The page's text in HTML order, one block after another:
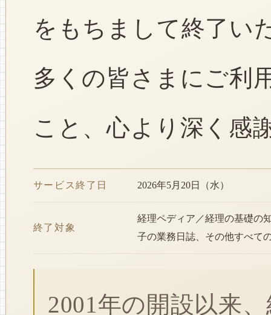
をもちまして終了い
多くの皆さまにご利
こと、心より深く感
サービス終了日 2026年5月20日（水）
終了対象
経理ペディア／経理の基礎の
子の業務日誌、その他すべて
2001年の開設以来